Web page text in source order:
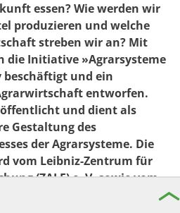
essen? Wie werden wir
produzieren und welche
streben wir an? Mit
die Initiative »Agrarsysteme
und ein
entworfen.
und dient als
Gestaltung des
der Agrarsysteme. Die
vom Leibniz-Zentrum für
(ZALF) e. V. sowie vom
und Zierpflanzenbau